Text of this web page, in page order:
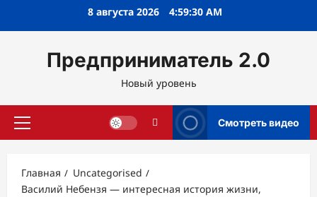
8 августа 2026 4:59:31 AM
Предприниматель 2.0
Новый уровень
Основное
Смотреть видео
Главная
Uncategorised
Василий Небензя — интересная история жизни,